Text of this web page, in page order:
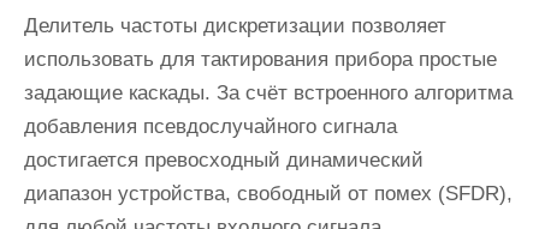
Делитель частоты дискретизации позволяет
использовать для тактирования прибора простые
задающие каскады. За счёт встроенного алгоритма
добавления псевдослучайного сигнала
достигается превосходный динамический
диапазон устройства, свободный от помех (SFDR),